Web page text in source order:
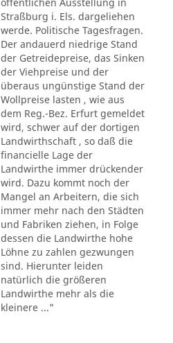
Straßburg i. Els. dargeliehen
werde. Politische Tagesfragen.
Der andauerd niedrige Stand
der Getreidepreise, das Sinken
der Viehpreise und der
überaus ungünstige Stand der
Wollpreise lasten , wie aus
dem Reg.-Bez. Erfurt gemeldet
wird, schwer auf der dortigen
Landwirthschaft , so daß die
financielle Lage der
Landwirthe immer drückender
wird. Dazu kommt noch der
Mangel an Arbeitern, die sich
immer mehr nach den Städten
und Fabriken ziehen, in Folge
dessen die Landwirthe hohe
Löhne zu zahlen gezwungen
sind. Hierunter leiden
natürlich die größeren
Landwirthe mehr als die
kleinere ..."